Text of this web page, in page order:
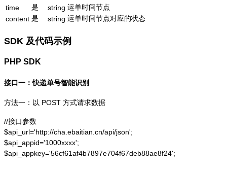
time
是 string 运单时间节点
content 是 string 运单时间节点对应的状态
SDK 及代码示例
PHP SDK
接口一：快递单号智能识别
方法一：以 POST 方式请求数据
//接口参数
$api_url='http://cha.ebaitian.cn/api/json';
$api_appid='1000xxxx';
$api_appkey='56cf61af4b7897e704f67deb88ae8f24';